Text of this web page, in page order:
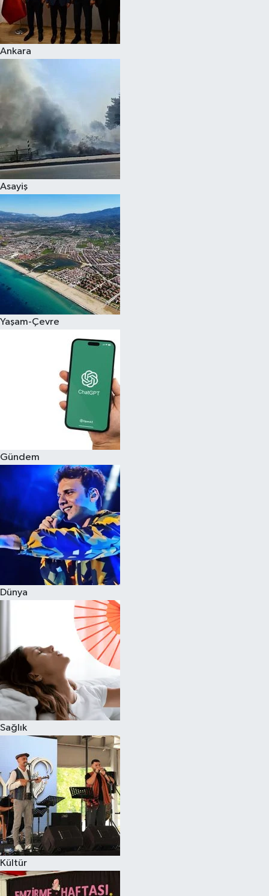
Ankara
Asayiş
Yaşam-Çevre
Gündem
Dünya
Sağlık
Kültür
Spor
Çocuk
Eğitim
Hava Durumu
Kim kimdir?
Kültür Sanat
Sağlık
Siyaset
Teknoloji
Televizyon
Yaşam-Çevre